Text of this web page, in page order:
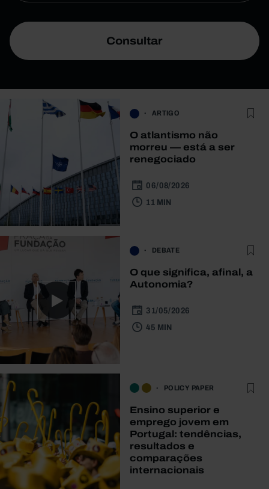
Consultar
ARTIGO
O atlantismo não
morreu — está a ser
renegociado
06/08/2026
11 MIN
DEBATE
O que significa, afinal, a
Autonomia?
31/05/2026
45 MIN
POLICY PAPER
Ensino superior e
emprego jovem em
Portugal: tendências,
resultados e
comparações
internacionais